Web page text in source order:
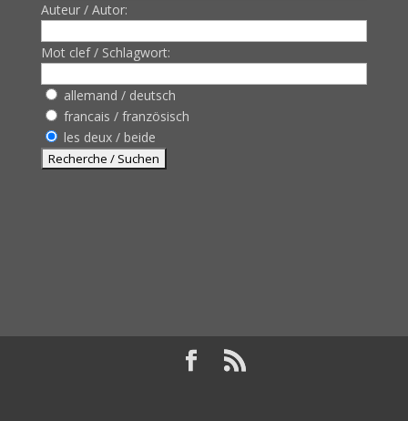
Auteur / Autor:
Mot clef / Schlagwort:
allemand / deutsch
francais / französisch
les deux / beide